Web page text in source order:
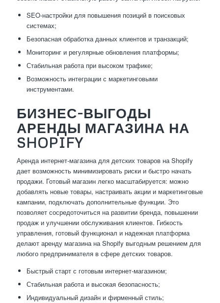
SEO-настройки для повышения позиций в поисковых
системах;
Безопасная обработка данных клиентов и транзакций;
Мониторинг и регулярные обновления платформы;
Стабильная работа при высоком трафике;
Возможность интеграции с маркетинговыми
инструментами.
БИЗНЕС-ВЫГОДЫ
АРЕНДЫ МАГАЗИНА НА
SHOPIFY
Аренда интернет-магазина для детских товаров на Shopify
дает возможность минимизировать риски и быстро начать
продажи. Готовый магазин легко масштабируется: можно
добавлять новые товары, настраивать акции и маркетинговые
кампании, подключать дополнительные функции. Это
позволяет сосредоточиться на развитии бренда, повышении
продаж и улучшении обслуживания клиентов. Гибкость
управления, готовый функционал и надежная платформа
делают аренду магазина на Shopify выгодным решением для
любого предпринимателя в сфере детских товаров.
Быстрый старт с готовым интернет-магазином;
Стабильная работа и высокая безопасность;
Индивидуальный дизайн и фирменный стиль;